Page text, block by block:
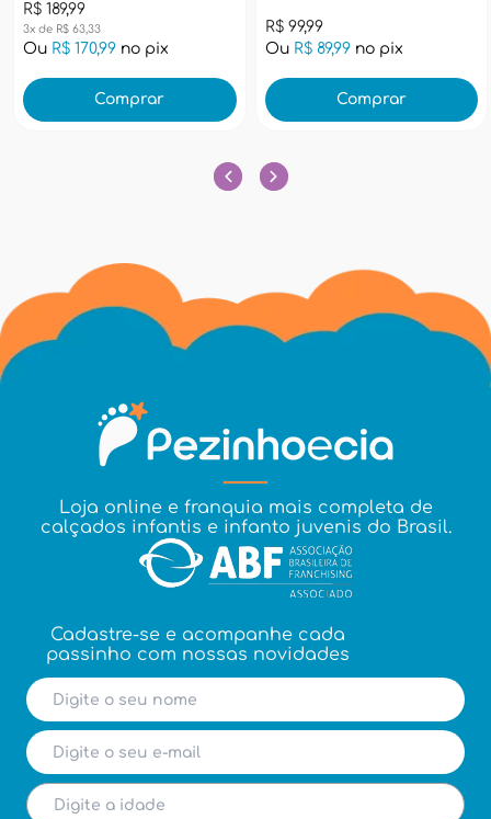
R$ 189,99
3x de R$ 63,33
Ou R$ 170,99 no pix
Comprar
R$ 99,99
Ou R$ 89,99no pix
Comprar
Loja online e franquia mais completa de
calçados infantis e infanto juvenis do Brasil.
Cadastre-se e acompanhe cada
passinho com nossas novidades